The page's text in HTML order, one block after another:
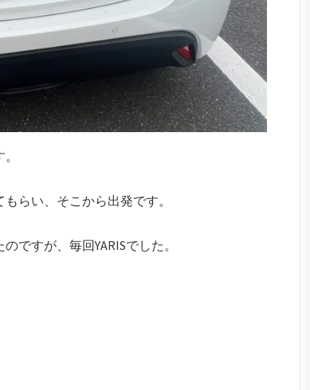
らい、そこから出発です。
ですが、毎回YARISでした。